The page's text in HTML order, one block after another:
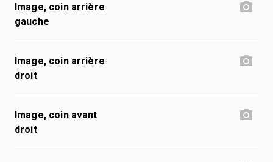
Image, coin arrière
gauche
Image, coin arrière
droit
Image, coin avant
droit